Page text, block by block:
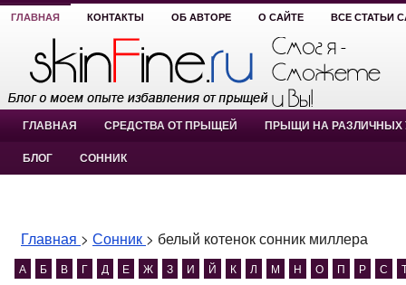
ГЛАВНАЯ КОНТАКТЫ ОБ АВТОРЕ О САЙТЕ ВСЕ СТАТЬИ
ГЛАВНАЯ СРЕДСТВА ОТ ПРЫЩЕЙ ПРЫЩИ НА РАЗЛИЧНЫХ
БЛОГ СОННИК
Главная > Сонник > белый котенок сонник миллера
А Б В Г Д Е Ж З И Й К Л М Н О П Р С